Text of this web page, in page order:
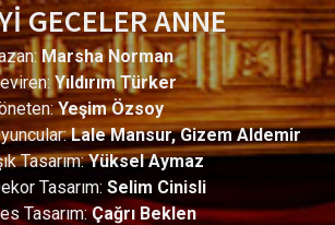
GECELER ANNE
Marsha Norman
Yıldırım Türker
Yeşim Özsoy
Lale Mansur, Gizem Aldemir
Tasarım:Yüksel Aymaz
Tasarım: Selim Cinisli
Tasarım:Çağrı Beklen